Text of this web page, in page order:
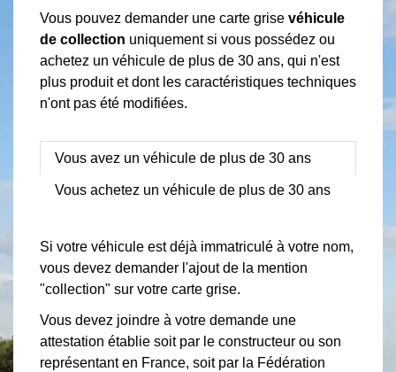
Vous pouvez demander une carte grise véhicule
de collection uniquement si vous possédez ou
achetez un véhicule de plus de 30 ans, qui n'est
plus produit et dont les caractéristiques techniques
n'ont pas été modifiées.
Vous avez un véhicule de plus de 30 ans
Vous achetez un véhicule de plus de 30 ans
Si votre véhicule est déjà immatriculé à votre nom,
vous devez demander l'ajout de la mention
"collection" sur votre carte grise.
Vous devez joindre à votre demande une
attestation établie soit par le constructeur ou son
représentant en France, soit par la Fédération